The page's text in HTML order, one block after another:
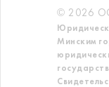
© 2026
Минским